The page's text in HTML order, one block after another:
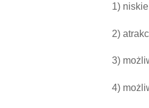
1)
2)
3)
4)